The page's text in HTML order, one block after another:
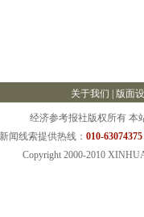
关于我们 版面
经济参考报社版权所有 本
新闻线索提供热线： 010-
Copyright 2000-2010